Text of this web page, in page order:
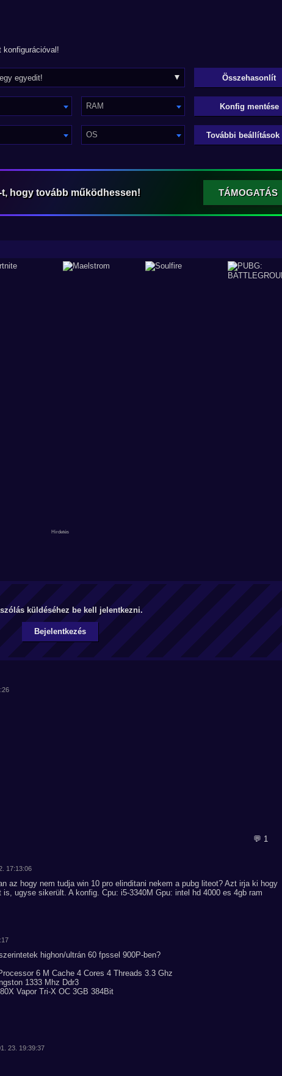
konfigurációval!
RAM
OS
Konfig mentése
További beállítások
hogy tovább működhessen! TÁMOGATÁS
küldéséhez be kell jelentkezni.
Bejelentkezés
💬 1
17:13:06
az hogy nem tudja win 10 pro elinditani nekem a pubg liteot? Azt irja ki hogy
ugyse sikerült. A konfig. Cpu: i5-3340M Gpu: intel hd 4000 es 4gb ram
highon/ultrán 60 fpssel 900P-ben?
6 M Cache 4 Cores 4 Threads 3.3 Ghz
1333 Mhz Ddr3
Vapor Tri-X OC 3GB 384Bit
23. 19:39:37